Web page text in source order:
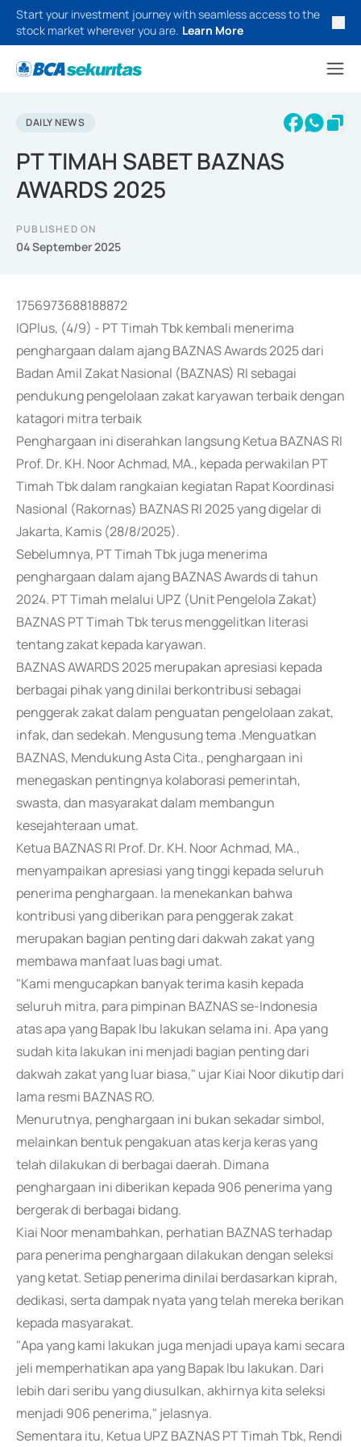
Start your investment journey with seamless access to the
stock market wherever you are. Learn More
DAILY NEWS
PT TIMAH SABET BAZNAS
AWARDS 2025
PUBLISHED ON
04 September 2025
1756973688188872
IQPlus, (4/9) - PT Timah Tbk kembali menerima
penghargaan dalam ajang BAZNAS Awards 2025 dari
Badan Amil Zakat Nasional (BAZNAS) RI sebagai
pendukung pengelolaan zakat karyawan terbaik dengan
katagori mitra terbaik
Penghargaan ini diserahkan langsung Ketua BAZNAS RI
Prof. Dr. KH. Noor Achmad, MA., kepada perwakilan PT
Timah Tbk dalam rangkaian kegiatan Rapat Koordinasi
Nasional (Rakornas) BAZNAS RI 2025 yang digelar di
Jakarta, Kamis (28/8/2025).
Sebelumnya, PT Timah Tbk juga menerima
penghargaan dalam ajang BAZNAS Awards di tahun
2024. PT Timah melalui UPZ (Unit Pengelola Zakat)
BAZNAS PT Timah Tbk terus menggelitkan literasi
tentang zakat kepada karyawan.
BAZNAS AWARDS 2025 merupakan apresiasi kepada
berbagai pihak yang dinilai berkontribusi sebagai
penggerak zakat dalam penguatan pengelolaan zakat,
infak, dan sedekah. Mengusung tema .Menguatkan
BAZNAS, Mendukung Asta Cita., penghargaan ini
menegaskan pentingnya kolaborasi pemerintah,
swasta, dan masyarakat dalam membangun
kesejahteraan umat.
Ketua BAZNAS RI Prof. Dr. KH. Noor Achmad, MA.,
menyampaikan apresiasi yang tinggi kepada seluruh
penerima penghargaan. Ia menekankan bahwa
kontribusi yang diberikan para penggerak zakat
merupakan bagian penting dari dakwah zakat yang
membawa manfaat luas bagi umat.
"Kami mengucapkan banyak terima kasih kepada
seluruh mitra, para pimpinan BAZNAS se-Indonesia
atas apa yang Bapak Ibu lakukan selama ini. Apa yang
sudah kita lakukan ini menjadi bagian penting dari
dakwah zakat yang luar biasa," ujar Kiai Noor dikutip dari
lama resmi BAZNAS RO.
Menurutnya, penghargaan ini bukan sekadar simbol,
melainkan bentuk pengakuan atas kerja keras yang
telah dilakukan di berbagai daerah. Dimana
penghargaan ini diberikan kepada 906 penerima yang
bergerak di berbagai bidang.
Kiai Noor menambahkan, perhatian BAZNAS terhadap
para penerima penghargaan dilakukan dengan seleksi
yang ketat. Setiap penerima dinilai berdasarkan kiprah,
dedikasi, serta dampak nyata yang telah mereka berikan
kepada masyarakat.
"Apa yang kami lakukan juga menjadi upaya kami secara
jeli memperhatikan apa yang Bapak Ibu lakukan. Dari
lebih dari seribu yang diusulkan, akhirnya kita seleksi
menjadi 906 penerima," jelasnya.
Sementara itu, Ketua UPZ BAZNAS PT Timah Tbk, Rendi